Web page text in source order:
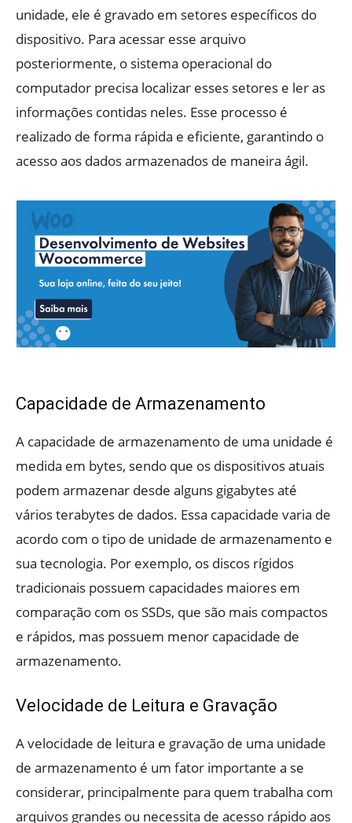
unidade, ele é gravado em setores específicos do
dispositivo. Para acessar esse arquivo
posteriormente, o sistema operacional do
computador precisa localizar esses setores e ler as
informações contidas neles. Esse processo é
realizado de forma rápida e eficiente, garantindo o
acesso aos dados armazenados de maneira ágil.
Capacidade de Armazenamento
A capacidade de armazenamento de uma unidade é
medida em bytes, sendo que os dispositivos atuais
podem armazenar desde alguns gigabytes até
vários terabytes de dados. Essa capacidade varia de
acordo com o tipo de unidade de armazenamento e
sua tecnologia. Por exemplo, os discos rígidos
tradicionais possuem capacidades maiores em
comparação com os SSDs, que são mais compactos
e rápidos, mas possuem menor capacidade de
armazenamento.
Velocidade de Leitura e Gravação
A velocidade de leitura e gravação de uma unidade
de armazenamento é um fator importante a se
considerar, principalmente para quem trabalha com
arquivos grandes ou necessita de acesso rápido aos